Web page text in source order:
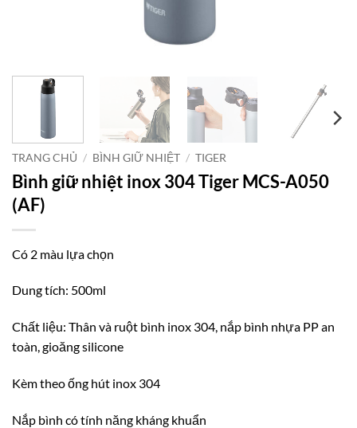
TRANG CHỦ / BÌNH GIỮ NHIỆT / TIGER
Bình giữ nhiệt inox 304 Tiger MCS-A050
(AF)
Có 2 màu lựa chọn
Dung tích: 500ml
Chất liệu: Thân và ruột bình inox 304, nắp bình nhựa PP an
toàn, gioăng silicone
Kèm theo ống hút inox 304
Nắp bình có tính năng kháng khuẩn